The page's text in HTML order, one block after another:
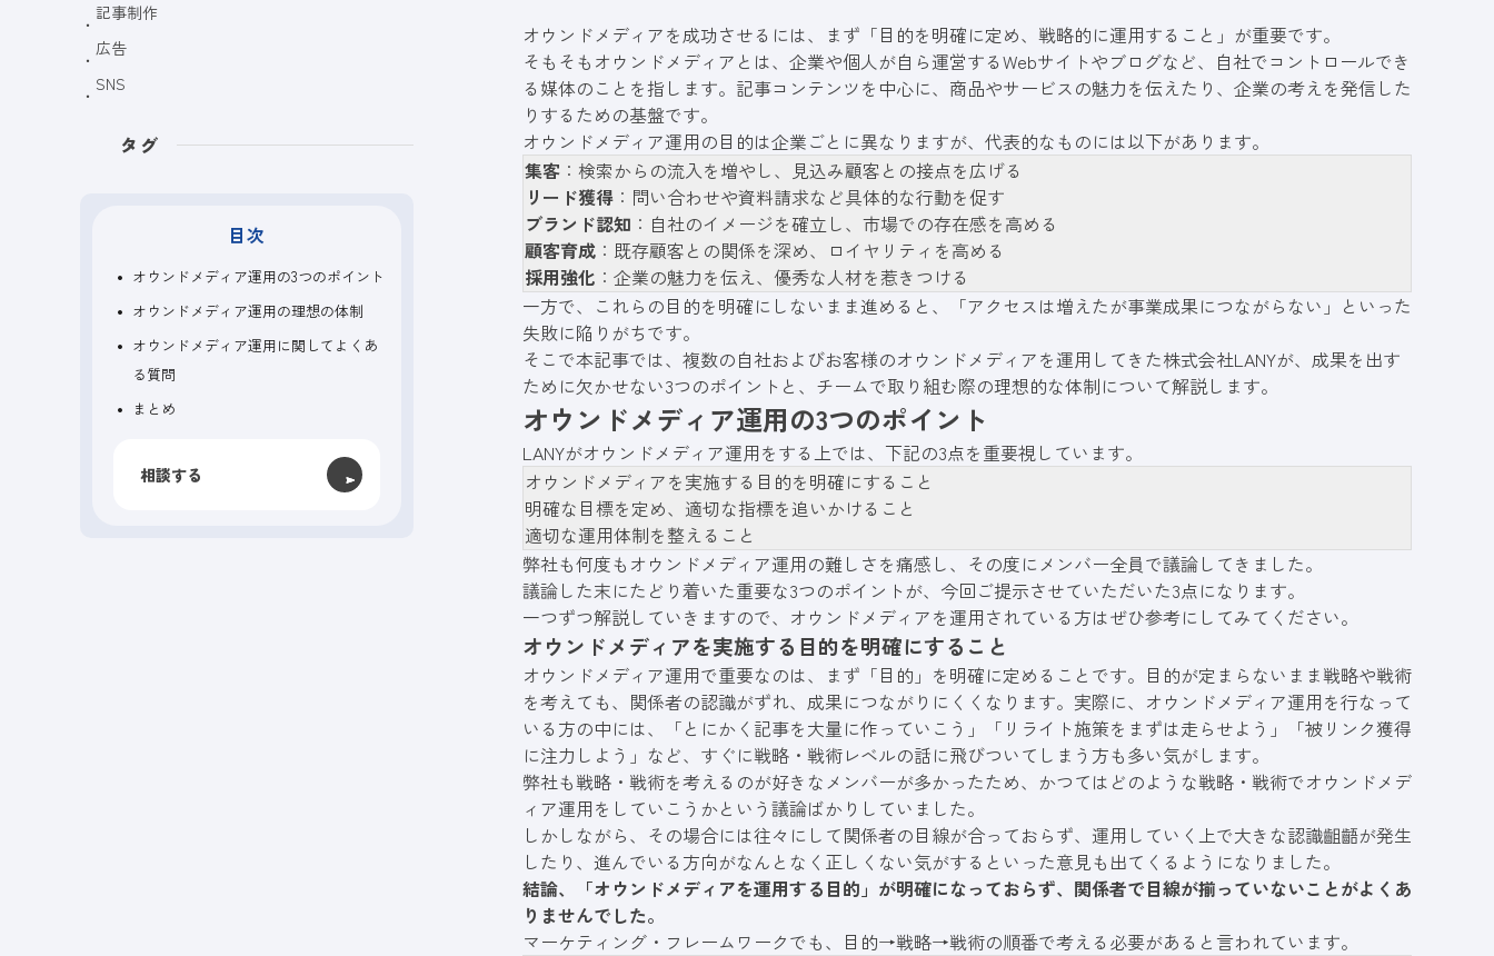
オウンドメディアを成功させるには、まず「目的を明確に定め、戦略的に運用すること」が重要です。
そもそもオウンドメディアとは、企業や個人が自ら運営するWebサイトやブログなど、自社でコントロールでき
る媒体のことを指します。記事コンテンツを中心に、商品やサービスの魅力を伝えたり、企業の考えを発信した
りするための基盤です。
オウンドメディア運用の目的は企業ごとに異なりますが、代表的なものには以下があります。
集客 ：検索からの流入を増やし、見込み顧客との接点を広げる
リード獲得 ：問い合わせや資料請求など具体的な行動を促す
ブランド認知 ：自社のイメージを確立し、市場での存在感を高める
顧客育成 ：既存顧客との関係を深め、ロイヤリティを高める
採用強化 ：企業の魅力を伝え、優秀な人材を惹きつける
一方で、これらの目的を明確にしないまま進めると、「アクセスは増えたが事業成果につながらない」といった
失敗に陥りがちです。
そこで本記事では、複数の自社およびお客様のオウンドメディアを運用してきた株式会社LANYが、成果を出す
ために欠かせない3つのポイントと、チームで取り組む際の理想的な体制について解説します。
オウンドメディア運用の3つのポイント
LANYがオウンドメディア運用をする上では、下記の3点を重要視しています。
オウンドメディアを実施する目的を明確にすること
明確な目標を定め、適切な指標を追いかけること
適切な運用体制を整えること
弊社も何度もオウンドメディア運用の難しさを痛感し、その度にメンバー全員で議論してきました。
議論した末にたどり着いた重要な3つのポイントが、今回ご提示させていただいた3点になります。
一つずつ解説していきますので、オウンドメディアを運用されている方はぜひ参考にしてみてください。
オウンドメディアを実施する目的を明確にすること
オウンドメディア運用で重要なのは、まず「目的」を明確に定めることです。目的が定まらないまま戦略や戦術
を考えても、関係者の認識がずれ、成果につながりにくくなります。実際に、 オウンドメディア運用を行なって
いる方の中には、「とにかく記事を大量に作っていこう」「リライト施策をまずは走らせよう」「被リンク獲得
に注力しよう」など、すぐに戦略・戦術レベルの話に飛びついてしまう方も多い気がします。
弊社も戦略・戦術を考えるのが好きなメンバーが多かったため、かつてはどのような戦略・戦術でオウンドメデ
ィア運用をしていこうかという議論ばかりしていました。
しかしながら、その場合には往々にして関係者の目線が合っておらず、運用していく上で大きな認識齟齬が発生
したり、進んでいる方向がなんとなく正しくない気がするといった意見も出てくるようになりました。
結論、「オウンドメディアを運用する目的」が明確になっておらず、関係者で目線が揃っていないことがよくあ
りませんでした。
マーケティング・フレームワークでも、目的→戦略→戦術の順番で考える必要があると言われています。
記事制作
広告
SNS
タグ
目次
オウンドメディア運用の3つのポイント
オウンドメディア運用の理想の体制
オウンドメディア運用に関してよくあ
る質問
まとめ
相談する